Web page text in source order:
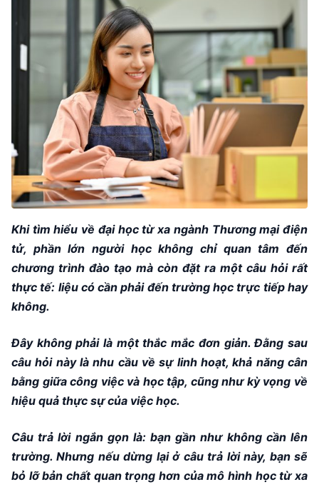
Khi tìm hiểu về đại học từ xa ngành Thương mại điện
tử, phần lớn người học không chỉ quan tâm đến
chương trình đào tạo mà còn đặt ra một câu hỏi rất
thực tế: liệu có cần phải đến trường học trực tiếp hay
không.
Đây không phải là một thắc mắc đơn giản. Đằng sau
câu hỏi này là nhu cầu về sự linh hoạt, khả năng cân
bằng giữa công việc và học tập, cũng như kỳ vọng về
hiệu quả thực sự của việc học.
Câu trả lời ngắn gọn là: bạn gần như không cần lên
trường. Nhưng nếu dừng lại ở câu trả lời này, bạn sẽ
bỏ lỡ bản chất quan trọng hơn của mô hình học từ xa